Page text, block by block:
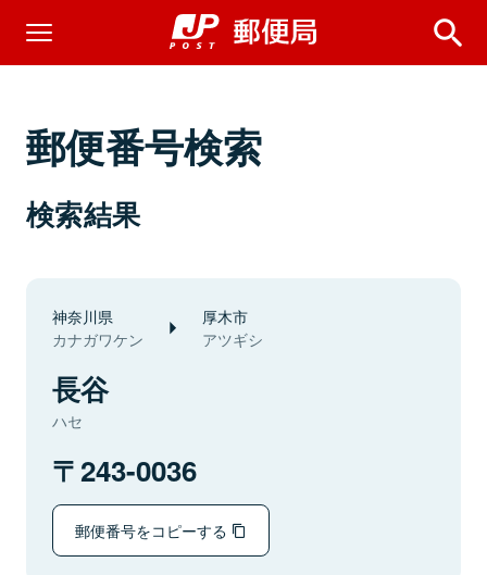
郵便番号検索
検索結果
神奈川県
カナガワケン
厚木市
アツギシ
長谷
ハセ
243-0036
郵便番号をコピーする